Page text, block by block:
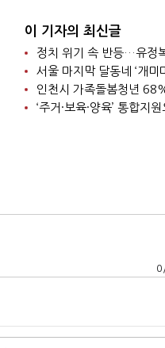
이 기자의 최신글
정치 위기 속 반등…유정
서울 마지막 달동네 ‘개
‘주거·보육·양육’ 통합지
0